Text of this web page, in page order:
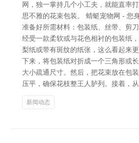
网，独一掌持几个小工夫，就能直率
思不雅的花束包装。 蜻蜓宠物网 - 您
准备好所需材料：包装纸、丝带、剪刀
经受一款柔软或与花色相衬的包装纸
梨纸或带有斑纹的纸张，这么看起来
下来，将包装纸对折成一个三角形或
大小疏通尺寸。然后，把花束放在包
压平，确保花枝整王人胪列。接着，
新闻动态